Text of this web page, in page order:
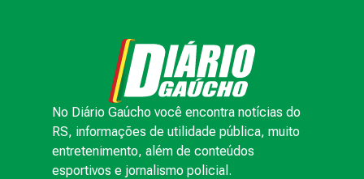
No Diário Gaúcho você encontra notícias do
RS, informações de utilidade pública, muito
entretenimento, além de conteúdos
esportivos e jornalismo policial.